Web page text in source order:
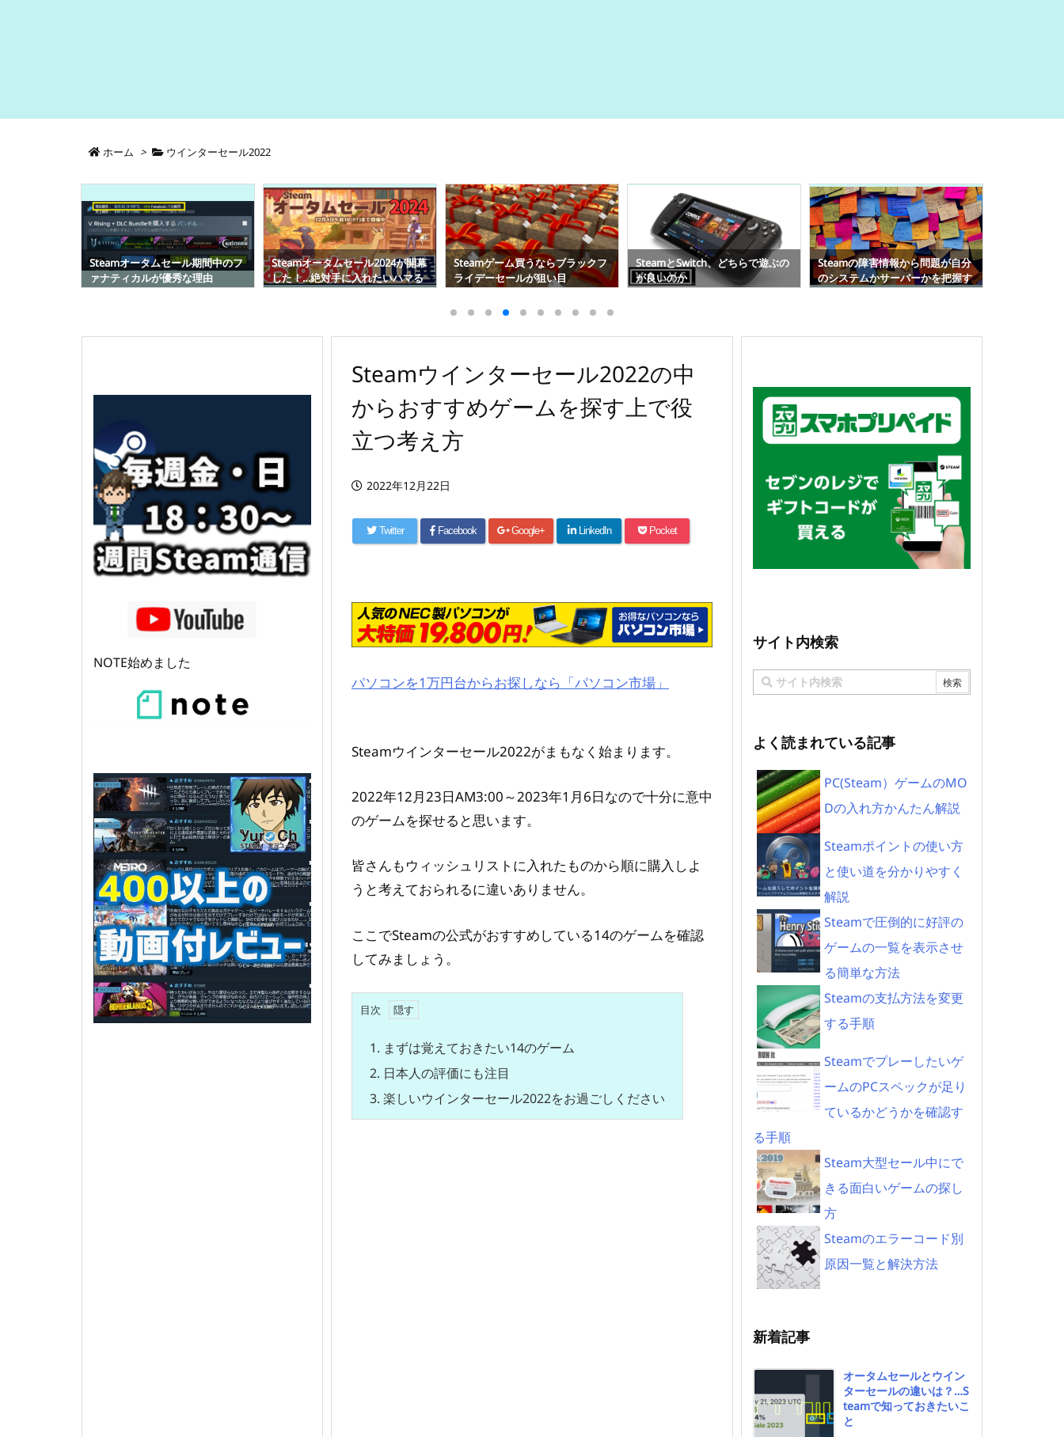
ホーム > ウインターセール2022
Steamオータムセール2024が開幕
した！…絶対手に入れたいハマる
Steamゲーム買うならブラックフ
ライデーセールが狙い目
SteamとSwitch、どちらで遊ぶの
が良いのか
Steamの障害情報から問題が自分
のシステムかサーバーかを把握す
Steamでドラクエ３が起動しない
時の対処方法
Steamウインターセール2022の中
からおすすめゲームを探す上で役
立つ考え方
2022年12月22日
Twitter Facebook Google+ LinkedIn Pocket
パソコンを1万円台からお探しなら「パソコン市場」
Steamウインターセール2022がまもなく始まります。
2022年12月23日AM3:00～2023年1月6日なので十分に意中
のゲームを探せると思います。
皆さんもウィッシュリストに入れたものから順に購入しよ
うと考えておられるに違いありません。
ここでSteamの公式がおすすめしている14のゲームを確認
してみましょう。
目次
1. まずは覚えておきたい14のゲーム
2. 日本人の評価にも注目
3. 楽しいウインターセール2022をお過ごしください
NOTE始めました
サイト内検索
よく読まれている記事
PC(Steam）ゲームのMO
Dの入れ方かんたん解説
Steamポイントの使い方
と使い道を分かりやすく
解説
Steamで圧倒的に好評の
ゲームの一覧を表示させ
る簡単な方法
Steamの支払方法を変更
する手順
Steamでプレーしたいゲ
ームのPCスペックが足り
ているかどうかを確認す
る手順
Steam大型セール中にで
きる面白いゲームの探し
方
Steamのエラーコード別
原因一覧と解決方法
新着記事
オータムセールとウイン
ターセールの違いは？…S
teamで知っておきたいこ
と